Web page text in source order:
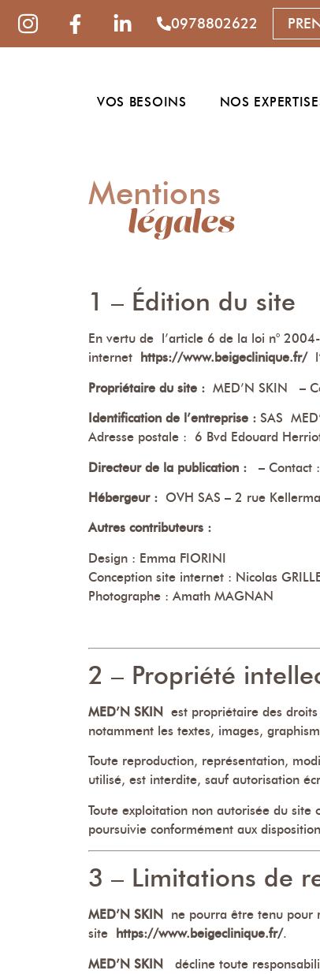
0978802622
VOS BESOINS NOS
Mentions
légales
1 – Édition du site
En vertu de l’article 6 de la loi n°
internet
https://www.beigeclinique.fr/
Propriétaire du site : MED’N SKIN –
Identification de l’entreprise : SAS
Adresse postale : 6 Bvd Edouard
Directeur de la publication : – Contact
Hébergeur : OVH SAS – 2 rue
Autres contributeurs :
Design : Emma FIORINI
Conception site internet : Nicolas
Photographe : Amath MAGNAN
2 – Propriété
MED’N SKIN est propriétaire des
notamment les textes, images,
Toute reproduction, représentation,
utilisé, est interdite, sauf autorisation
Toute exploitation non autorisée du site
poursuivie conformément aux
3 – Limitations de
MED’N SKIN
ne pourra être tenu pour
site
https://www.beigeclinique.fr/.
MED’N SKIN
décline toute